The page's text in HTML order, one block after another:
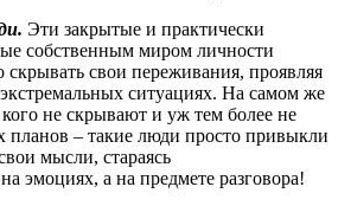
Эти закрытые и практически
собственным миром личности
свои переживания, проявляя
ситуациях. На самом же
не скрывают и уж тем более не
– такие люди просто привыкли
мысли, стараясь
эмоциях, а на предмете разговора!